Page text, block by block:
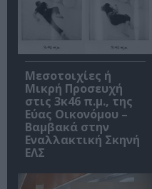
Μεσοτοιχίες ή
Μικρή Προσευχή
στις 3κ46 π.μ., της
Εύας Οικονόμου –
Βαμβακά στην
Εναλλακτική Σκηνή
ΕΛΣ